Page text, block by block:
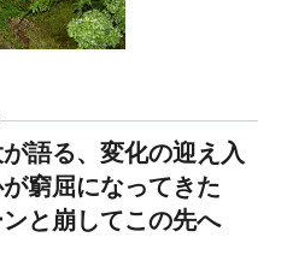
語る、変化の迎え入
窮屈になってきた
と崩してこの先へ